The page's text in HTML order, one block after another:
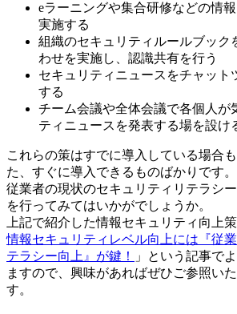
eラーニングや集合研修などの情
実施する
組織のセキュリティルールブック
わせを実施し、認識共有を行う
セキュリティニュースをチャット
する
チーム会議や全体会議で各個人が
ティニュースを発表する場を設け
これらの策はすでに導入している場合
た、すぐに導入できるものばかりです。
従業者の現状のセキュリティリテラシ
を行ってみてはいかがでしょうか。
上記で紹介した情報セキュリティ向上
情報セキュリティレベル向上には『従
テラシー向上』が鍵！
」という記事で
ますので、興味があればぜひご参照い
す。